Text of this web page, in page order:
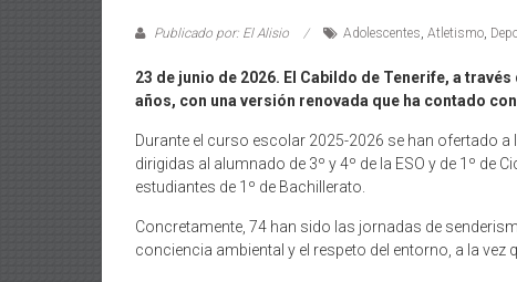
Publicado por: El Alisio Adolescentes, Atletismo,
23 de junio de 2026. El Cabildo de Tenerife, a
años, con una versión renovada que ha contado
Durante el curso escolar 2025-2026 se han ofertado
dirigidas al alumnado de 3º y 4º de la ESO y de 1º
estudiantes de 1º de Bachillerato.
Concretamente, 74 han sido las jornadas de
conciencia ambiental y el respeto del entorno, a la